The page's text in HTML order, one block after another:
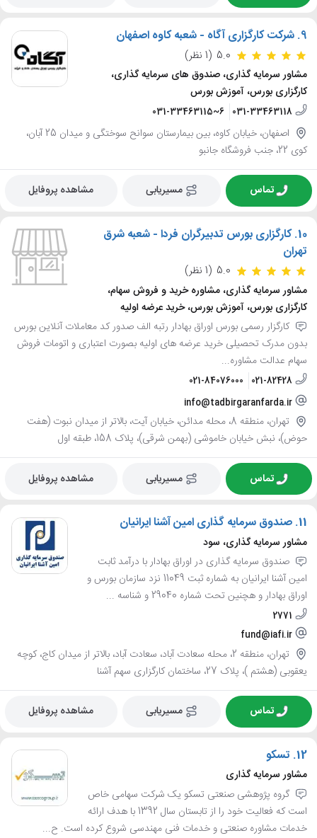
9. شرکت کارگزاری آگاه - شعبه کاوه اصفهان
5.0 (1 نظر)
مشاور سرمایه گذاری، صندوق های سرمایه گذاری،
کارگزاری بورس، آموزش بورس
031-33463118
031-33463115~6
اصفهان، خیابان کاوه، بین بیمارستان سوانح سوختگی و میدان 25 آبان،
کوی 22، جنب فروشگاه جانبو
تماس مسیریابی مشاهده پروفایل
10. کارگزاری بورس تدبیرگران فردا - شعبه شرق
تهران
5.0 (1 نظر)
مشاور سرمایه گذاری، مشاوره خرید و فروش سهام،
کارگزاری بورس، آموزش بورس، خرید عرضه اولیه
کارگزار رسمی بورس اوراق بهادار رتبه الف صدور کد معاملات آنلاین بورس
بدون مدرک تحصیلی خرید عرضه های اولیه بصورت اعتباری و اتومات فروش
سهام عدالت مشاوره...
021-82428
021-84076000
info@tadbirgaranfarda.ir
تهران، منطقه 8، محله مدائن، خیابان آیت، بالاتر از میدان نبوت (هفت
حوض)، نبش خیابان خاموشی (بهمن شرقی)، پلاک 158، طبقه اول
تماس مسیریابی مشاهده پروفایل
11. صندوق سرمایه گذاری امین آشنا ایرانیان
مشاور سرمایه گذاری، سود
صندوق سرمایه گذاری در اوراق بهادار با درآمد ثابت
امین آشنا ایرانیان به شماره ثبت 11049 نزد سازمان بورس و
اوراق بهادار و هچنین تحت شماره 29040 و شناسه ...
2771
fund@iafi.ir
تهران، منطقه 2، محله سعادت آباد، سعادت آباد، بالاتر از میدان کاج، کوچه
یعقوبی (هشتم )، پلاک 27، ساختمان کارگزاری سهم آشنا
تماس مسیریابی مشاهده پروفایل
12. تسکو
مشاور سرمایه گذاری
گروه پژوهشی صنعتی تسکو یک شرکت سهامی خاص
است که فعالیت خود را از تابستان سال 1392 با هدف ارائه
خدمات مشاوره صنعتی و خدمات فنی مهندسی شروع کرده است. ح...